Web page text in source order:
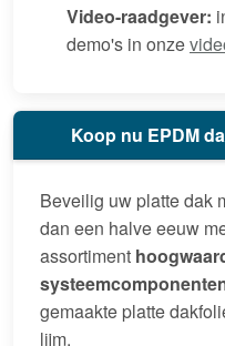
Video-raadgever:
demo's in onze
Koop nu EPDM
Beveilig uw platte dak
dan een halve eeuw
assortiment
gemaakte platte
lijm.